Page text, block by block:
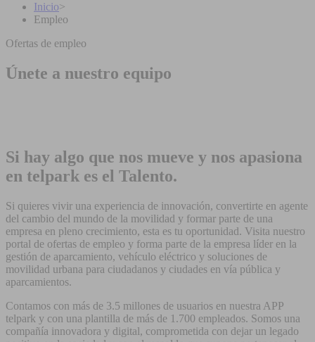
Inicio>
Empleo
Ofertas de empleo
Únete a nuestro equipo
Si hay algo que nos mueve y nos apasiona
en telpark es el Talento.
Si quieres vivir una experiencia de innovación, convertirte en agente
del cambio del mundo de la movilidad y formar parte de una
empresa en pleno crecimiento, esta es tu oportunidad. Visita nuestro
portal de ofertas de empleo y forma parte de la empresa líder en la
gestión de aparcamiento, vehículo eléctrico y soluciones de
movilidad urbana para ciudadanos y ciudades en vía pública y
aparcamientos.
Contamos con más de 3.5 millones de usuarios en nuestra APP
telpark y con una plantilla de más de 1.700 empleados. Somos una
compañía innovadora y digital, comprometida con dejar un legado